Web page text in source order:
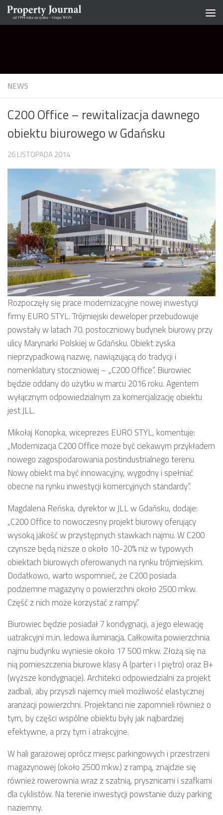
Skip to content
NEWS
C200 Office – rewitalizacja dawnego
obiektu biurowego w Gdańsku
26 LISTOPADA 2014
Rozpoczęły się prace modernizacyjne nowej inwestycji
firmy EURO STYL. Trójmiejski deweloper przebudowuje
powstały w latach 70. postoczniowy budynek biurowy przy
ulicy Marynarki Polskiej w Gdańsku. Obiekt zyska
nieprzypadkową nazwę, nawiązującą do tradycji i
nomenklatury stoczniowej – „C200 Office”. Biurowiec
będzie oddany do użytku w marcu 2016 roku. Agentem
wyłącznym odpowiedzialnym za komercjalizację obiektu
jest JLL.
Mikołaj Konopka, wiceprezes EURO STYL, komentuje:
„Modernizacja C200 Office może być ciekawym przykładem
nowego zagospodarowania postindustrialnego terenu.
Nowy obiekt ma być innowacyjny, wygodny i spełniać
obecne na rynku inwestycji komercyjnych standardy”.
Magdalena Reńska, dyrektor w JLL w Gdańsku, dodaje:
„C200 Office to nowoczesny projekt biurowy oferujący
wysoką jakość w przystępnych stawkach najmu. W C200
czynsze będą niższe o około 10-20% niż w typowych
obiektach biurowych oferowanych na rynku trójmiejskim.
Dodatkowo, warto wspomnieć, że C200 posiada
podziemne magazyny o powierzchni około 2500 mkw.
Część z nich może korzystać z rampy.”
Biurowiec będzie posiadał 7 kondygnacji, a jego elewację
uatrakcyjni m.in. ledowa iluminacja. Całkowita powierzchnia
najmu budynku wyniesie około 17 500 mkw. Złożą się na
nią pomieszczenia biurowe klasy A (parter i I piętro) oraz B+
(wyższe kondygnacje). Architekci odpowiedzialni za projekt
zadbali, aby przyszli najemcy mieli możliwość elastycznej
aranżacji powierzchni. Projektanci nie zapomnieli również o
tym, by części wspólne obiektu były jak najbardziej
efektywne, a przy tym i atrakcyjne.
W hali garażowej oprócz miejsc parkingowych i przestrzeni
magazynowej (około 2500 mkw.) z rampą, znajdzie się
również rowerownia wraz z szatnią, prysznicami i szafkami
dla cyklistów. Na terenie inwestycji powstanie duży parking
naziemny.